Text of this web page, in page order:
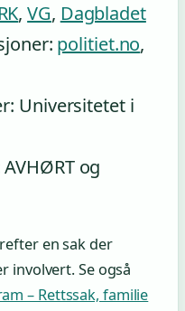
,VG, Dagbladet
politiet.no,
Universitetet i
og
en sak der
involvert. Se også
– Rettssak, familie